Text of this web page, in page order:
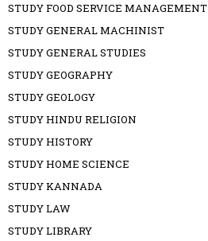
STUDY FOOD SERVICE MANAGEMENT
STUDY GENERAL MACHINIST
STUDY GENERAL STUDIES
STUDY GEOGRAPHY
STUDY GEOLOGY
STUDY HINDU RELIGION
STUDY HISTORY
STUDY HOME SCIENCE
STUDY KANNADA
STUDY LAW
STUDY LIBRARY